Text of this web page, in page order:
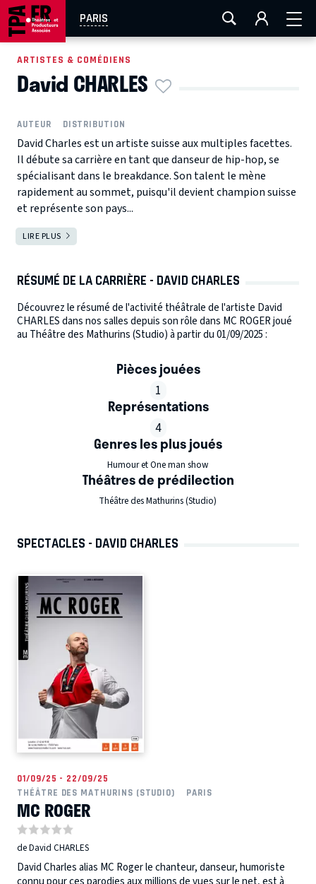
PARIS
AIX-MARSEILLE LA ROCHELLE
EN TOURNÉE
ARTISTES & COMÉDIENS
David CHARLES
AUTEUR DISTRIBUTION
David Charles est un artiste suisse aux multiples facettes.
Il débute sa carrière en tant que danseur de hip-hop, se
spécialisant dans le breakdance. Son talent le mène
rapidement au sommet, puisqu'il devient champion suisse
et représente son pays...
LIRE PLUS
RÉSUMÉ DE LA CARRIÈRE - DAVID CHARLES
Découvrez le résumé de l'activité théâtrale de l'artiste David
CHARLES dans nos salles depuis son rôle dans MC ROGER joué
au Théâtre des Mathurins (Studio) à partir du 01/09/2025 :
Pièces jouées
1
Représentations
4
Genres les plus joués
Humour et One man show
Théâtres de prédilection
Théâtre des Mathurins (Studio)
SPECTACLES - DAVID CHARLES
01/09/25 - 22/09/25
THÉÂTRE DES MATHURINS (STUDIO)
PARIS
MC ROGER
de David CHARLES
David Charles alias MC Roger le chanteur, danseur, humoriste